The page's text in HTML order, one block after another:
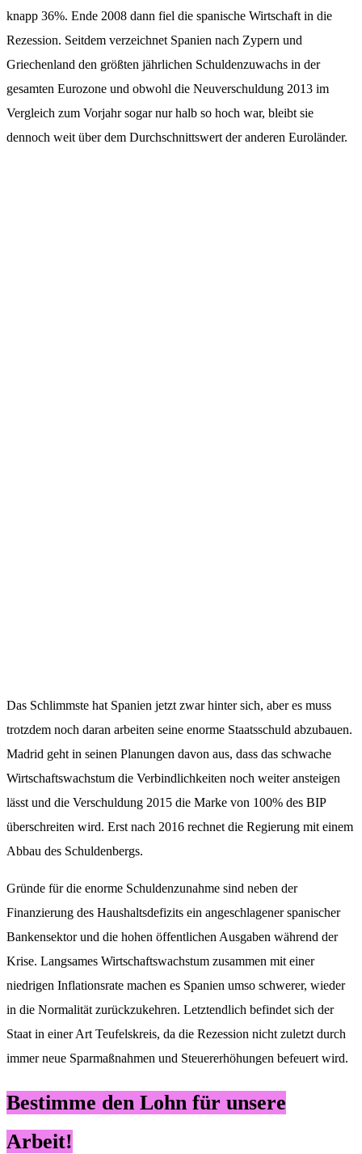
knapp 36%. Ende 2008 dann fiel die spanische Wirtschaft in die
Rezession. Seitdem verzeichnet Spanien nach Zypern und
Griechenland den größten jährlichen Schuldenzuwachs in der
gesamten Eurozone und obwohl die Neuverschuldung 2013 im
Vergleich zum Vorjahr sogar nur halb so hoch war, bleibt sie
dennoch weit über dem Durchschnittswert der anderen Euroländer.
Das Schlimmste hat Spanien jetzt zwar hinter sich, aber es muss
trotzdem noch daran arbeiten seine enorme Staatsschuld abzubauen.
Madrid geht in seinen Planungen davon aus, dass das schwache
Wirtschaftswachstum die Verbindlichkeiten noch weiter ansteigen
lässt und die Verschuldung 2015 die Marke von 100% des BIP
überschreiten wird. Erst nach 2016 rechnet die Regierung mit einem
Abbau des Schuldenbergs.
Gründe für die enorme Schuldenzunahme sind neben der
Finanzierung des Haushaltsdefizits ein angeschlagener spanischer
Bankensektor und die hohen öffentlichen Ausgaben während der
Krise. Langsames Wirtschaftswachstum zusammen mit einer
niedrigen Inflationsrate machen es Spanien umso schwerer, wieder
in die Normalität zurückzukehren. Letztendlich befindet sich der
Staat in einer Art Teufelskreis, da die Rezession nicht zuletzt durch
immer neue Sparmaßnahmen und Steuererhöhungen befeuert wird.
Bestimme den Lohn für unsere
Arbeit!